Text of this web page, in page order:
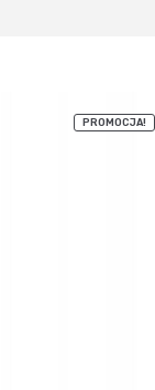
PROMOCJA!